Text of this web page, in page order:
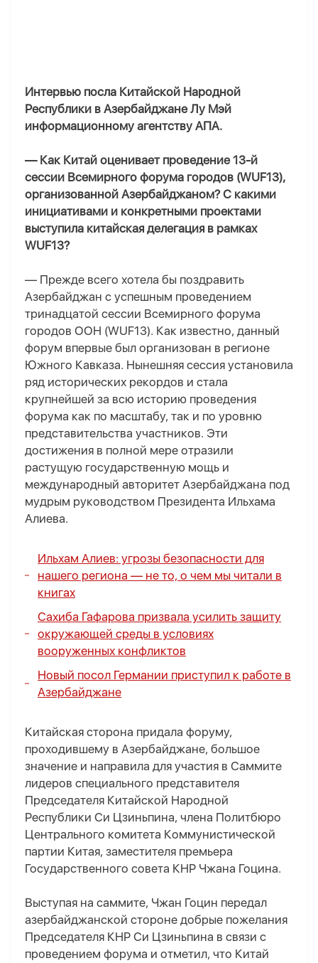
Интервью посла Китайской Народной
Республики в Азербайджане Лу Мэй
информационному агентству AПA.
— Как Китай оценивает проведение 13-й
сессии Всемирного форума городов (WUF13),
организованной Азербайджаном? С какими
инициативами и конкретными проектами
выступила китайская делегация в рамках
WUF13?
— Прежде всего хотела бы поздравить
Азербайджан с успешным проведением
тринадцатой сессии Всемирного форума
городов ООН (WUF13). Как известно, данный
форум впервые был организован в регионе
Южного Кавказа. Нынешняя сессия установила
ряд исторических рекордов и стала
крупнейшей за всю историю проведения
форума как по масштабу, так и по уровню
представительства участников. Эти
достижения в полной мере отразили
растущую государственную мощь и
международный авторитет Азербайджана под
мудрым руководством Президента Ильхама
Алиева.
Ильхам Алиев: угрозы безопасности для
нашего региона — не то, о чем мы читали в
книгах
Сахиба Гафарова призвала усилить защиту
окружающей среды в условиях
вооруженных конфликтов
Новый посол Германии приступил к работе в
Азербайджане
Китайская сторона придала форуму,
проходившему в Азербайджане, большое
значение и направила для участия в Саммите
лидеров специального представителя
Председателя Китайской Народной
Республики Си Цзиньпина, члена Политбюро
Центрального комитета Коммунистической
партии Китая, заместителя премьера
Государственного совета КНР Чжана Гоцина.
Выступая на саммите, Чжан Гоцин передал
азербайджанской стороне добрые пожелания
Председателя КНР Си Цзиньпина в связи с
проведением форума и отметил, что Китай